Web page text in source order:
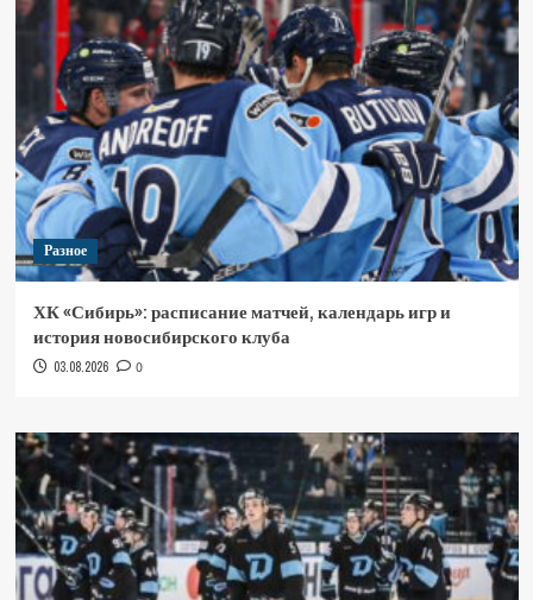
Разное
ХК «Сибирь»: расписание матчей, календарь игр и
история новосибирского клуба
03.08.2026 0